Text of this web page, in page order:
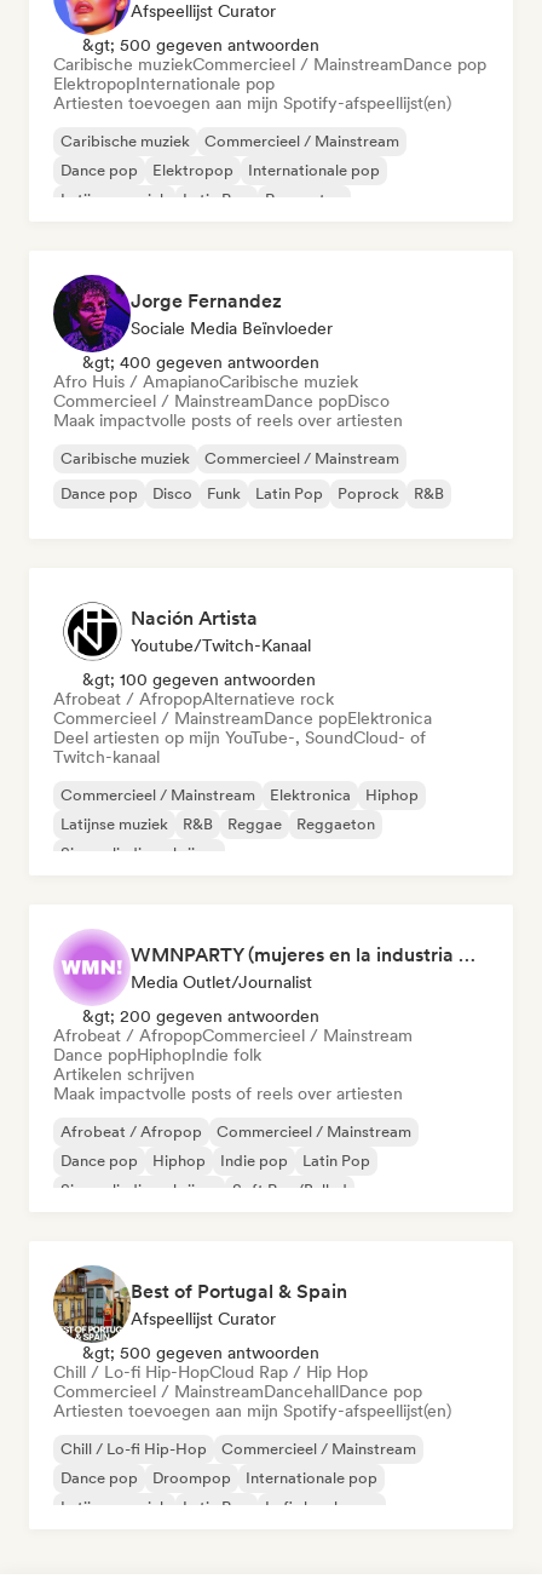
Afspeellijst Curator
&gt; 500 gegeven antwoorden
Caribische muziekCommercieel / MainstreamDance pop
ElektropopInternationale pop
Artiesten toevoegen aan mijn Spotify-afspeellijst(en)
Caribische muziek
Commercieel / Mainstream
Dance pop
Elektropop
Internationale pop
Latijnse muziek
Latin Pop Reggaeton
Jorge Fernandez
Sociale Media Beïnvloeder
&gt; 400 gegeven antwoorden
Afro Huis / AmapianoCaribische muziek
Commercieel / MainstreamDance popDisco
Maak impactvolle posts of reels over artiesten
Caribische muziek
Commercieel / Mainstream
Dance pop
Disco Funk Latin Pop Poprock R&B
Nación Artista
Youtube/Twitch-Kanaal
&gt; 100 gegeven antwoorden
Afrobeat / AfropopAlternatieve rock
Commercieel / MainstreamDance popElektronica
Deel artiesten op mijn YouTube-, SoundCloud- of
Twitch-kanaal
Commercieel / Mainstream Elektronica
Hiphop
Latijnse muziek
R&B Reggae
Reggaeton
Singer-liedjesschrijver
WMNPARTY (mujeres en la industria musical)
Media Outlet/Journalist
&gt; 200 gegeven antwoorden
Afrobeat / AfropopCommercieel / Mainstream
Dance popHiphopIndie folk
Artikelen schrijven
Maak impactvolle posts of reels over artiesten
Afrobeat / Afropop
Commercieel / Mainstream
Dance pop
Hiphop Indie pop
Latin Pop
Singer-liedjesschrijver
Soft Pop/Ballad
Best of Portugal & Spain
Afspeellijst Curator
&gt; 500 gegeven antwoorden
Chill / Lo-fi Hip-HopCloud Rap / Hip Hop
Commercieel / MainstreamDancehallDance pop
Artiesten toevoegen aan mijn Spotify-afspeellijst(en)
Chill / Lo-fi Hip-Hop
Commercieel / Mainstream
Dance pop
Droompop
Internationale pop
Latijnse muziek
Latin Pop Lofi slaapkamer